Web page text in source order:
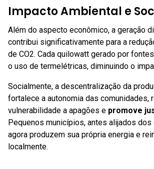
Impacto Ambiental e
Além do aspecto econômico, a geração
contribui significativamente para a
de CO2. Cada quilowatt gerado por
o uso de termelétricas, diminuindo o
Socialmente, a descentralização da
fortalece a autonomia das comunidades,
vulnerabilidade a apagões e promove
Pequenos municípios, antes alijados
agora produzem sua própria energia e
localmente.